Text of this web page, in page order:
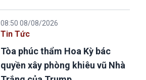
08:50 08/08/2026
Tin Tức
Tòa phúc thẩm Hoa Kỳ bác
quyền xây phòng khiêu vũ Nhà